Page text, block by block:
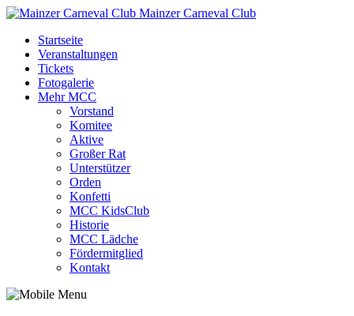
Mainzer Carneval Club
Startseite
Veranstaltungen
Tickets
Fotogalerie
Mehr MCC
Vorstand
Komitee
Aktive
Großer Rat
Unterstützer
Orden
Konfetti
MCC KidsClub
Historie
MCC Lädche
Fördermitglied
Kontakt